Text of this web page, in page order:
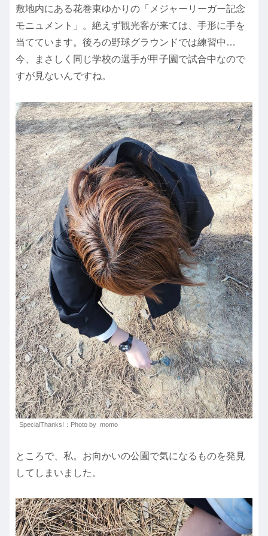
敷地内にある花巻東ゆかりの「メジャーリーガー記念
モニュメント」。絶えず観光客が来ては、手形に手を
当てています。後ろの野球グラウンドでは練習中…
今、まさしく同じ学校の選手が甲子園で試合中なので
すが見ないんですね。
SpecialThanks!：Photo by momo
ところで、私。お向かいの公園で気になるものを発見
してしまいました。